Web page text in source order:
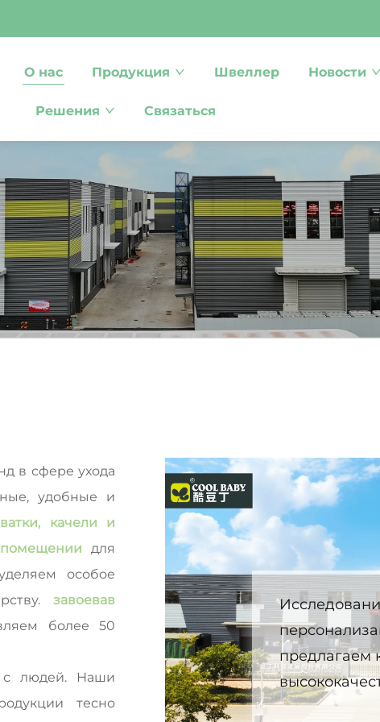
О нас Продукция Швеллер Новости
Решения Связаться
в сфере ухода
удобные и
качели и
для
особое
завоевав
более 50
с людей. Наши
тесно
предлагаем